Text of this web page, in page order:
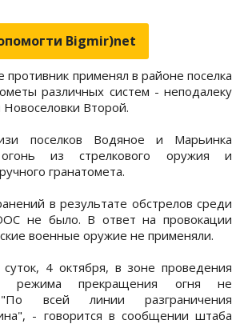
Bigmir)net
противник применял в районе поселка
различных систем - неподалеку
Второй.
поселков Водяное и Марьинка
из стрелкового оружия и
гранатомета.
в результате обстрелов среди
не было. В ответ на провокации
военные оружие не применяли.
4 октября, в зоне проведения
режима прекращения огня не
"По всей линии разграничения
- говорится в сообщении штаба